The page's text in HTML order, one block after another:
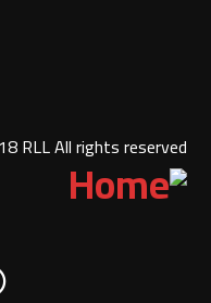
RLL All rights reserved